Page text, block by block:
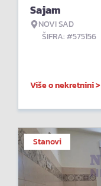
Sajam
NOVI SAD
ŠIFRA: #575156
Više o nekretnini >
Stanovi